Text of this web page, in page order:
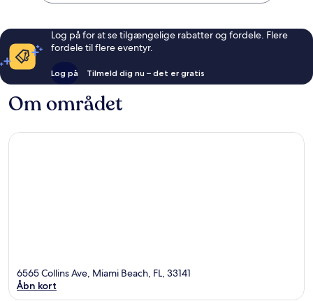
Log på for at se tilgængelige rabatter og fordele. Flere
fordele til flere eventyr.
Log på Tilmeld dig nu – det er gratis
Om området
6565 Collins Ave, Miami Beach, FL, 33141
Åbn kort